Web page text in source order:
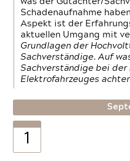
Schadenaufnahme
Aspekt ist der
aktuellen Umgang mit
Grundlagen der
Sachverständige. Auf
Sachverständige bei der
Elektrofahrzeuges
1